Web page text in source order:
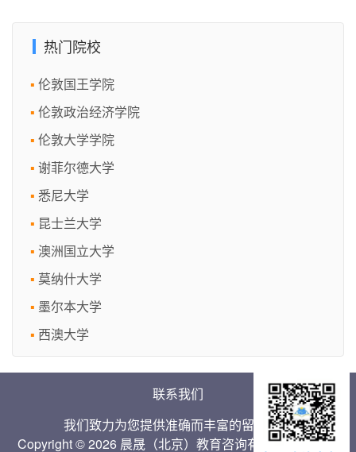
热门院校
伦敦国王学院
伦敦政治经济学院
伦敦大学学院
谢菲尔德大学
悉尼大学
昆士兰大学
澳洲国立大学
莫纳什大学
墨尔本大学
西澳大学
联系我们
我们致力为您提供准确而丰富的留学信息
Copyright © 2026 晨晟（北京）教育咨询有限公司 Inc. All